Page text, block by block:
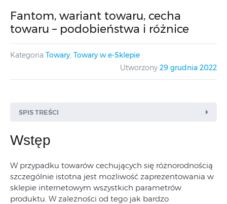
Fantom, wariant towaru, cecha
towaru – podobieństwa i różnice
Kategoria Towary, Towary w e-Sklepie
Utworzony 29 grudnia 2022
SPIS TREŚCI
Wstęp
W przypadku towarów cechujących się różnorodnością
szczególnie istotna jest możliwość zaprezentowania w
sklepie internetowym wszystkich parametrów
produktu. W zależności od tego jak bardzo